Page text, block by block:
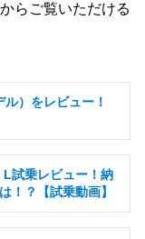
らご覧いただける
）をレビュー！
試乗レビュー！納
！？【試乗動画】